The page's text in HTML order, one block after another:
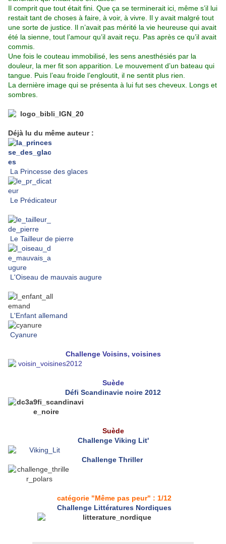
Il comprit que tout était fini. Que ça se terminerait ici, même s’il lui
restait tant de choses à faire, à voir, à vivre. Il y avait malgré tout
une sorte de justice. Il n’avait pas mérité la vie heureuse qui avait
été la sienne, tout l’amour qu’il avait reçu. Pas après ce qu’il avait
commis.
Une fois le couteau immobilisé, les sens anesthésiés par la
douleur, la mer fit son apparition. Le mouvement d’un bateau qui
tangue. Puis l’eau froide l’engloutit, il ne sentit plus rien.
La dernière image qui se présenta à lui fut ses cheveux. Longs et
sombres.
Déjà lu du même auteur :
La Princesse des glaces
Le Prédicateur
Le Tailleur de pierre
L'Oiseau de mauvais augure
L'Enfant allemand
Cyanure
Challenge Voisins, voisines
Suède
Défi Scandinavie noire 2012
Suède
Challenge Viking Lit'
Challenge Thriller
catégorie "Même pas peur" : 1/12
Challenge Littératures Nordiques